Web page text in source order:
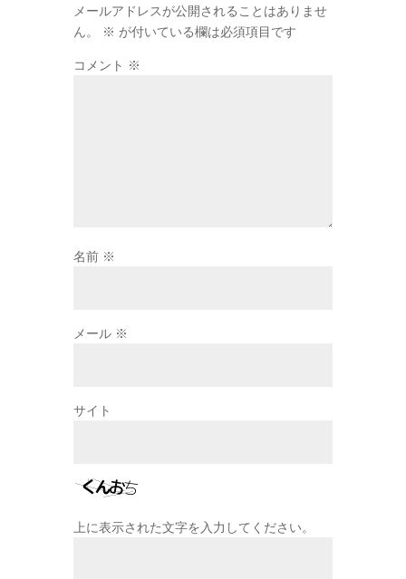
メールアドレスが公開されることはありませ
ん。
※ が付いている欄は必須項目です
コメント ※
名前 ※
メール ※
サイト
上に表示された文字を入力してください。